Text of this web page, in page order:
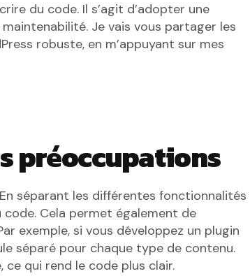
du code. Il s’agit d’adopter une
Je vais vous partager les
robuste, en m’appuyant sur mes
préoccupations
séparant les différentes fonctionnalités
Cela permet également de
exemple, si vous développez un plugin
séparé pour chaque type de contenu.
qui rend le code plus clair.